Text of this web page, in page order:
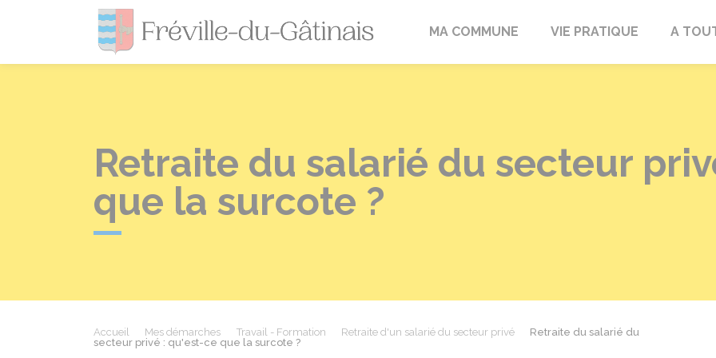
Fréville-du-Gâtinais
MA COMMUNE VIE PRATIQUE A
Retraite du salarié du secteur
que la surcote ?
Accueil Mes démarches Travail - Formation Retraite d'un salarié du secteur privé
Retraite du salarié du
secteur privé : qu'est-ce que la surcote ?